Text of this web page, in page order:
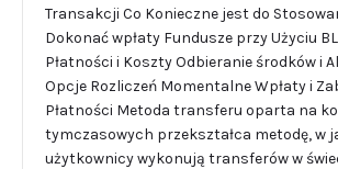
Transakcji Co Konieczne jest do
Dokonać wpłaty Fundusze przy Użyciu
Płatności i Koszty Odbieranie środków i
Opcje Rozliczeń Momentalne Wpłaty i
Płatności Metoda transferu oparta na
tymczasowych przekształca metodę, w
użytkownicy wykonują transferów w